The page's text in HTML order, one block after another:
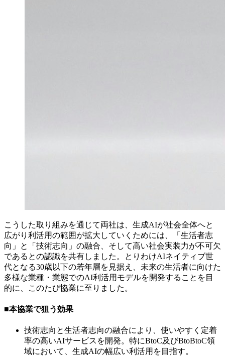
こうした取り組みを通じて両社は、生成AIが社会全体へと
広がり利活用の範囲が拡大していくためには、「生活者志
向」と「技術志向」の融合、そして高い社会実装力が不可欠
であるとの認識を共有しました。とりわけAIネイティブ世
代となる30歳以下の若年層を見据え、未来の生活者に向けた
多様な業種・業態でのAI利活用モデルを開発することを目
的に、このたび協業に至りました。
■本協業で狙う効果
技術志向と生活者志向の融合により、使いやすく定着
率の高いAIサービスを開発。特にBtoC及びBtoBtoC領
域において、生成AIの幅広い利活用を目指す。